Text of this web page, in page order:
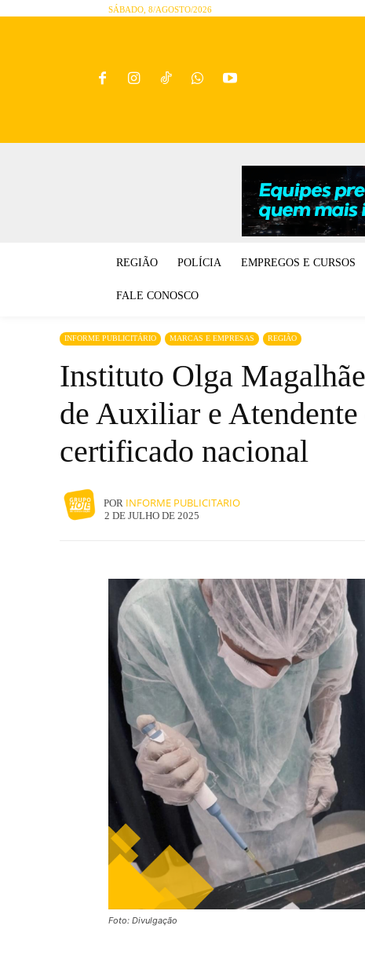
SÁBADO, 8/AGOSTO/2026
REGIÃO POLÍCIA EMPREGOS E CURSOS
FALE CONOSCO
INFORME PUBLICITÁRIO MARCAS E EMPRESAS REGIÃO
Instituto Olga
de Auxiliar e
certificado nacional
POR INFORME PUBLICITARIO
2 DE JULHO DE 2025
Foto: Divulgação